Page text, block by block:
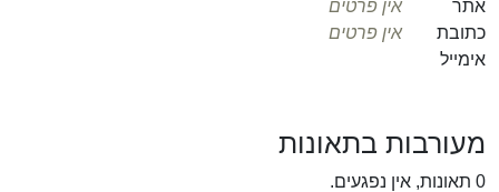
אתר
אין פרטים
כתובת
אימייל
אין פרטים
מעורבות בתאונות
0 תאונות, אין נפגעים.